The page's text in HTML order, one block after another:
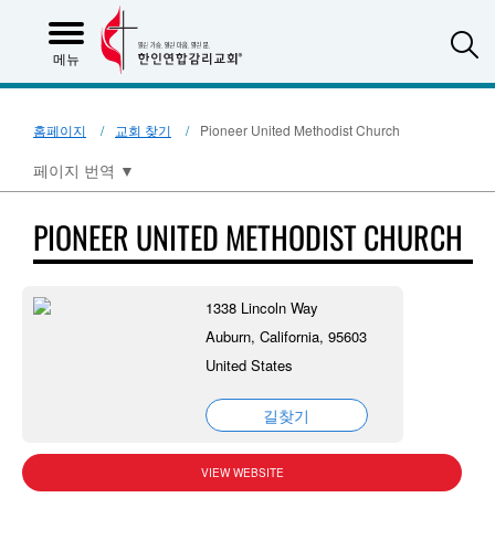
메뉴
홈페이지 교회 찾기 Pioneer United Methodist Church
페이지 번역 ▼
PIONEER UNITED METHODIST CHURCH
1338 Lincoln Way
Auburn, California, 95603
United States
길찾기
VIEW WEBSITE